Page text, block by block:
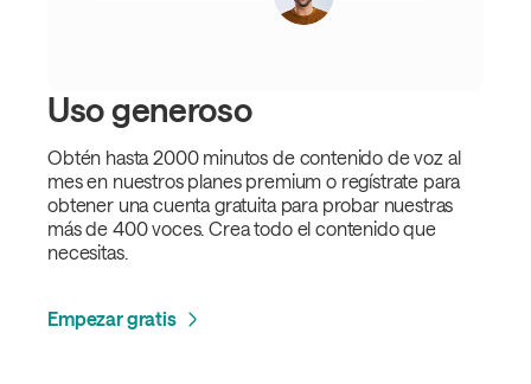
Uso generoso
Obtén hasta 2000 minutos de contenido de voz al
mes en nuestros planes premium o regístrate para
obtener una cuenta gratuita para probar nuestras
más de 400 voces. Crea todo el contenido que
necesitas.
Empezar gratis